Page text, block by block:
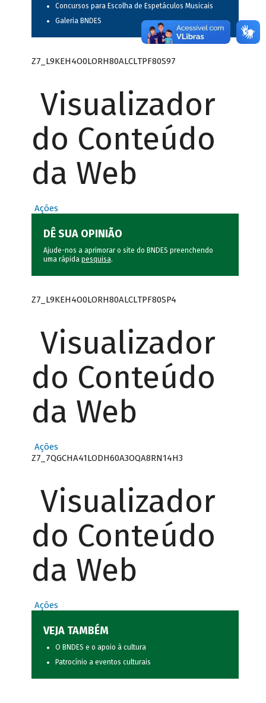
Concursos para Escolha de Espetáculos Musicais
Galeria BNDES
Z7_L9KEH4O0LORH80ALCLTPF80S97
Visualizador
do Conteúdo
da Web
Ações
DÊ SUA OPINIÃO
Ajude-nos a aprimorar o site do BNDES preenchendo
uma rápida pesquisa.
Z7_L9KEH4O0LORH80ALCLTPF80SP4
Visualizador
do Conteúdo
da Web
Ações
Z7_7QGCHA41LODH60A3OQA8RN14H3
Visualizador
do Conteúdo
da Web
Ações
VEJA TAMBÉM
O BNDES e o apoio à cultura
Patrocínio a eventos culturais